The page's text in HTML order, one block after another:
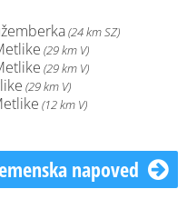
(24 km SZ)
(29 km V)
(29 km V)
(29 km V)
(12 km V)
napoved